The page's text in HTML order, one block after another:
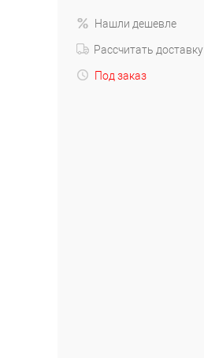
Нашли дешевле
Рассчитать доставку
Под заказ